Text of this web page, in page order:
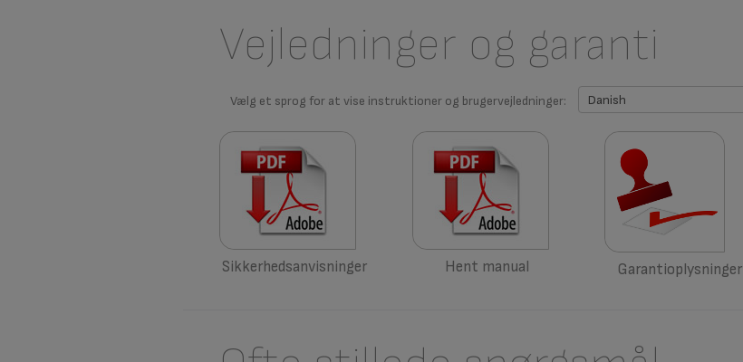
Vejledninger og garanti
Vælg et sprog for at vise instruktioner og brugervejledninger:
Sikkerhedsanvisninger Hent manual Garantioplysninger